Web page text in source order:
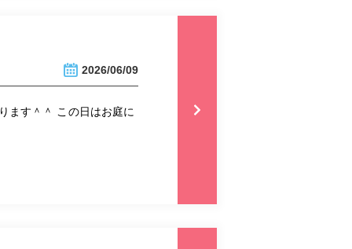
2026/06/09
ます＾＾ この日はお庭に